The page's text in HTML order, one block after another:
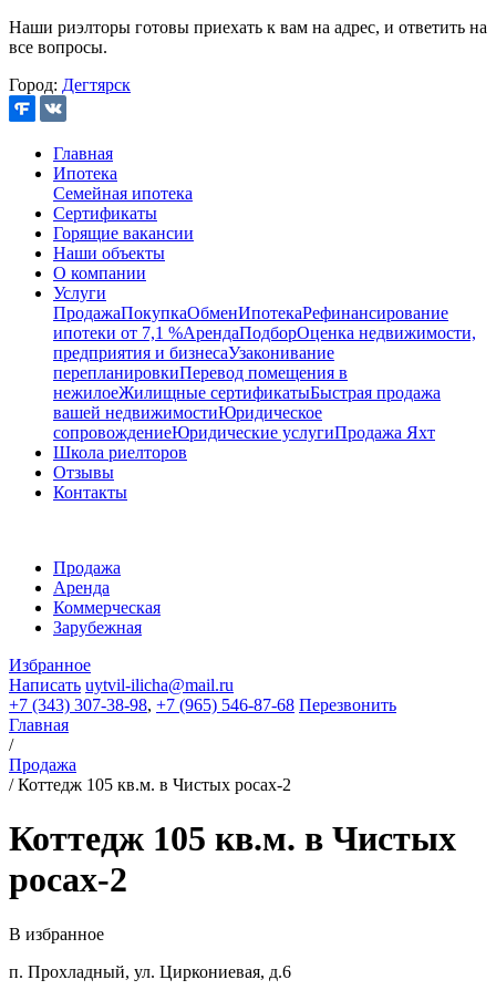
Наши риэлторы готовы приехать к вам на адрес, и ответить на
все вопросы.
Город: Дегтярск
Главная
Ипотека
Семейная ипотека
Сертификаты
Горящие вакансии
Наши объекты
О компании
Услуги
ПродажаПокупкаОбменИпотекаРефинансирование
ипотеки от 7,1 %АрендаПодборОценка недвижимости,
предприятия и бизнесаУзаконивание
перепланировкиПеревод помещения в
нежилоеЖилищные сертификатыБыстрая продажа
вашей недвижимостиЮридическое
сопровождениеЮридические услугиПродажа Яхт
Школа риелторов
Отзывы
Контакты
Продажа
Аренда
Коммерческая
Зарубежная
Избранное
Написать uytvil-ilicha@mail.ru
+7 (343) 307-38-98, +7 (965) 546-87-68 Перезвонить
Главная
/
Продажа
/Коттедж 105 кв.м. в Чистых росах-2
Коттедж 105 кв.м. в Чистых
росах-2
В избранное
п. Прохладный, ул. Циркониевая, д.6